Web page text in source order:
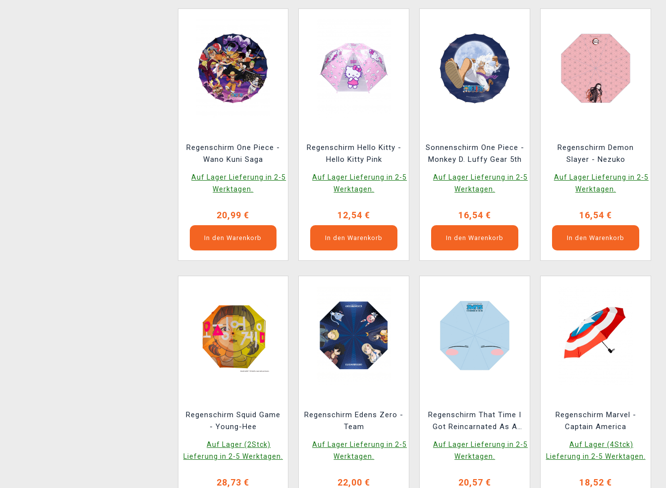
Regenschirm One Piece -
Wano Kuni Saga
Auf Lager Lieferung in 2-5
Werktagen.
20,99 €
In den Warenkorb
Regenschirm Hello Kitty -
Hello Kitty Pink
Auf Lager Lieferung in 2-5
Werktagen.
12,54 €
In den Warenkorb
Sonnenschirm One Piece -
Monkey D. Luffy Gear 5th
Auf Lager Lieferung in 2-5
Werktagen.
16,54 €
In den Warenkorb
Regenschirm Demon
Slayer - Nezuko
Auf Lager Lieferung in 2-5
Werktagen.
16,54 €
In den Warenkorb
Regenschirm Squid Game
- Young-Hee
Auf Lager (2Stck)
Lieferung in 2-5 Werktagen.
28,73 €
Regenschirm Edens Zero -
Team
Auf Lager Lieferung in 2-5
Werktagen.
22,00 €
Regenschirm That Time I
Got Reincarnated As A
Auf Lager Lieferung in 2-5
Werktagen.
20,57 €
Regenschirm Marvel -
Captain America
Auf Lager (4Stck)
Lieferung in 2-5 Werktagen.
18,52 €